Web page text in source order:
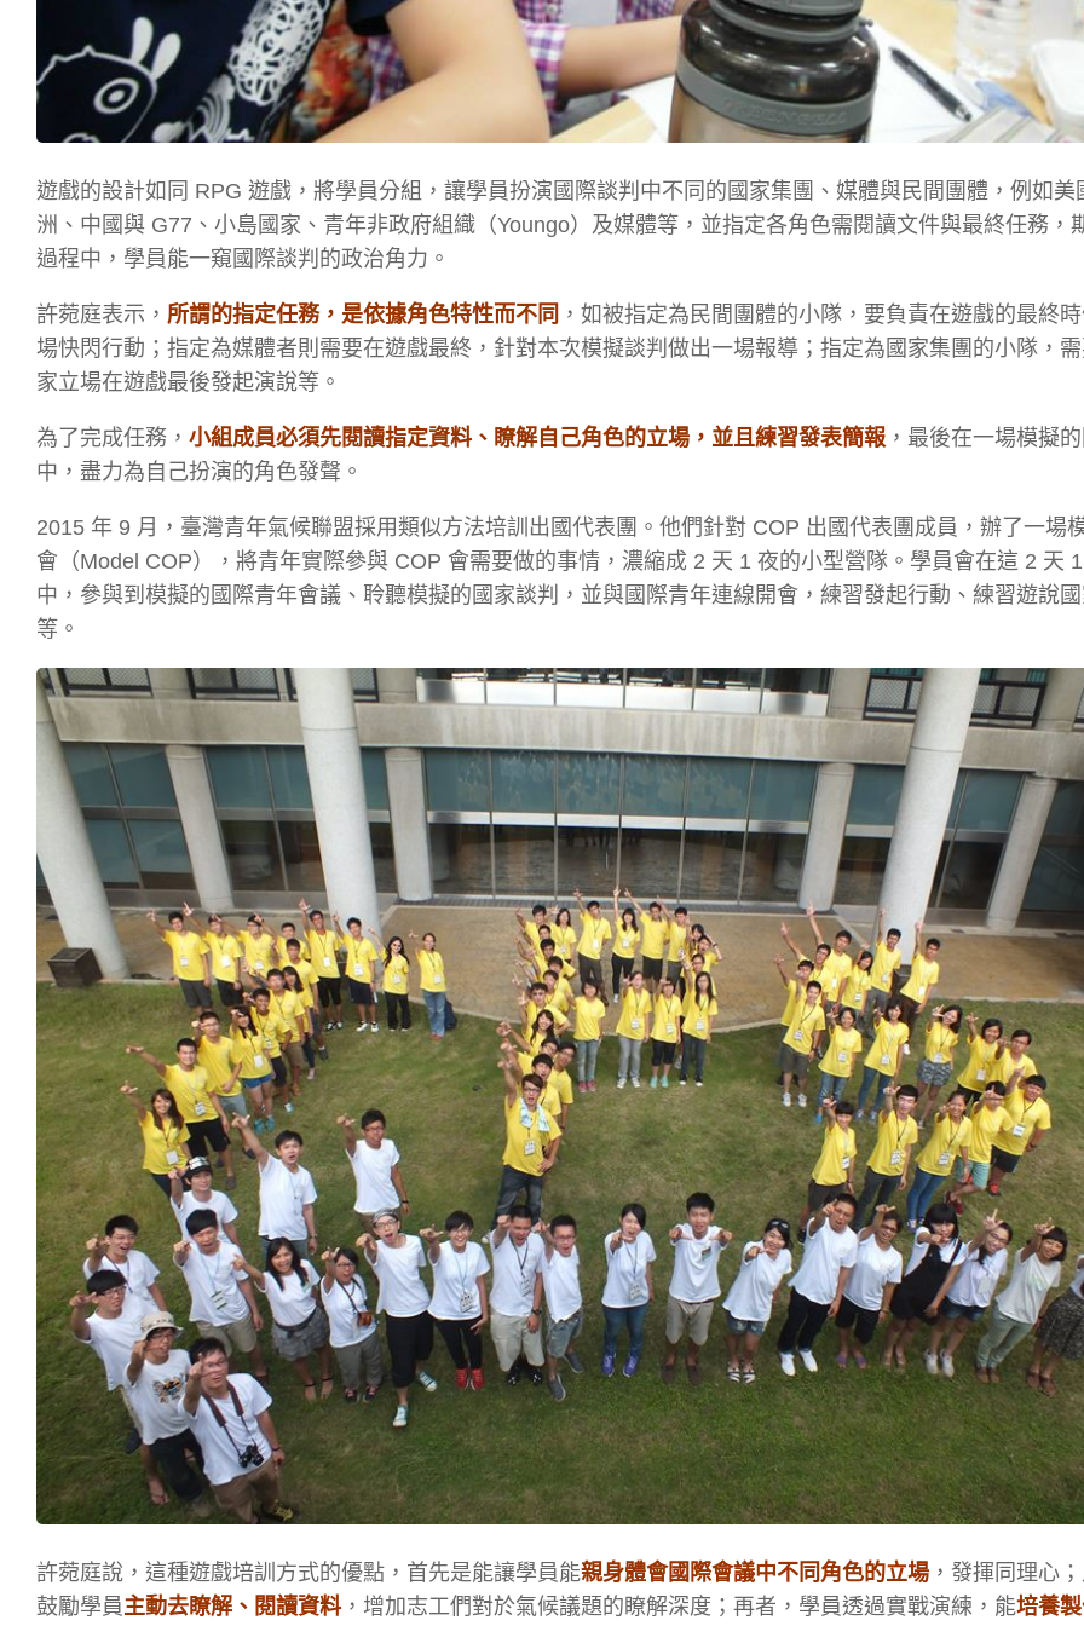
遊戲的設計如同 RPG 遊戲，將學員分組，讓學員扮演國際談判中不同的國家集團、媒體與民間團體，例如美
洲、中國與 G77、小島國家、青年非政府組織（Youngo）及媒體等，並指定各角色需閱讀文件與最終任務，
過程中，學員能一窺國際談判的政治角力。
許菀庭表示， 所謂的指定任務，是依據角色特性而不同 ，如被指定為民間團體的小隊，要負責在遊戲的最終
場快閃行動；指定為媒體者則需要在遊戲最終，針對本次模擬談判做出一場報導；指定為國家集團的小隊，
家立場在遊戲最後發起演說等。
為了完成任務， 小組成員必須先閱讀指定資料、瞭解自己角色的立場，並且練習發表簡報 ，最後在一場模擬
中，盡力為自己扮演的角色發聲。
2015 年 9 月，臺灣青年氣候聯盟採用類似方法培訓出國代表團。他們針對 COP 出國代表團成員，辦了一場
會（Model COP），將青年實際參與 COP 會需要做的事情，濃縮成 2 天 1 夜的小型營隊。學員會在這 2 天
中，參與到模擬的國際青年會議、聆聽模擬的國家談判，並與國際青年連線開會，練習發起行動、練習遊說
等。
許菀庭說，這種遊戲培訓方式的優點，首先是能讓學員能親身體會國際會議中不同角色的立場 ，發揮同理心
鼓勵學員主動去瞭解、閱讀資料，增加志工們對於氣候議題的瞭解深度；再者，學員透過實戰演練，能培養